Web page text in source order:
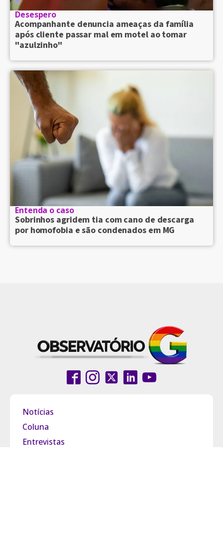
Desespero
Acompanhante denuncia ameaças da família
após cliente passar mal em motel ao tomar
"azulzinho"
Entenda o caso
Sobrinhos agridem tia com cano de descarga
por homofobia e são condenados em MG
Notícias
Coluna
Entrevistas